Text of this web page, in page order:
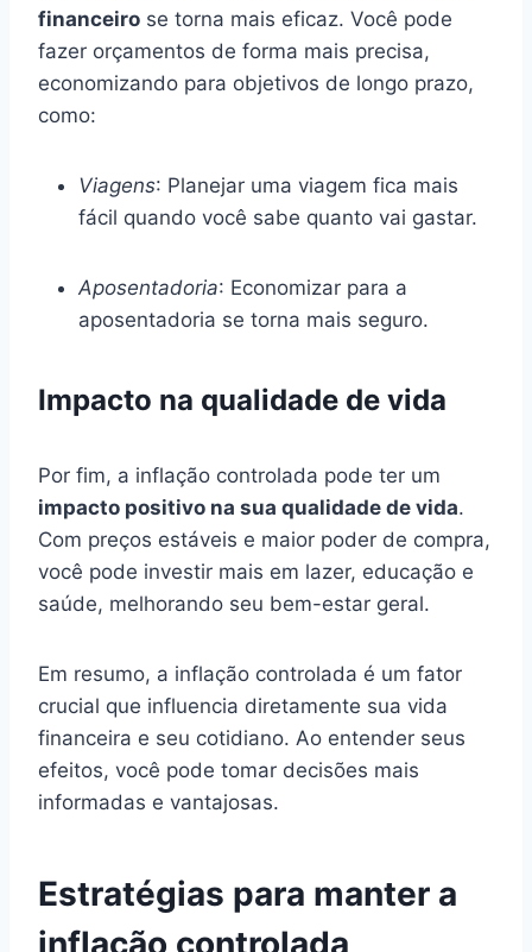
financeiro se torna mais eficaz. Você pode
fazer orçamentos de forma mais precisa,
economizando para objetivos de longo prazo,
como:
Viagens: Planejar uma viagem fica mais
fácil quando você sabe quanto vai gastar.
Aposentadoria: Economizar para a
aposentadoria se torna mais seguro.
Impacto na qualidade de vida
Por fim, a inflação controlada pode ter um
impacto positivo na sua qualidade de vida.
Com preços estáveis e maior poder de compra,
você pode investir mais em lazer, educação e
saúde, melhorando seu bem-estar geral.
Em resumo, a inflação controlada é um fator
crucial que influencia diretamente sua vida
financeira e seu cotidiano. Ao entender seus
efeitos, você pode tomar decisões mais
informadas e vantajosas.
Estratégias para manter a
inflação controlada